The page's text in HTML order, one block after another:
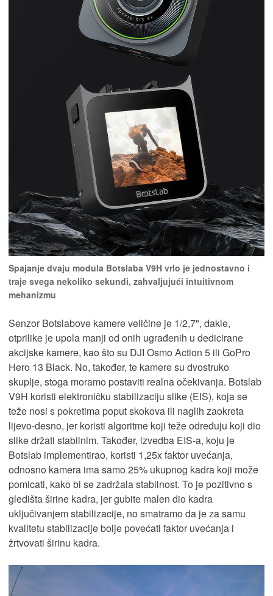
Spajanje dvaju modula Botslaba V9H vrlo je jednostavno i
traje svega nekoliko sekundi, zahvaljujući intuitivnom
mehanizmu
Senzor Botslabove kamere veličine je 1/2,7", dakle,
otprilike je upola manji od onih ugrađenih u dedicirane
akcijske kamere, kao što su DJI Osmo Action 5 ili GoPro
Hero 13 Black. No, također, te kamere su dvostruko
skuplje, stoga moramo postaviti realna očekivanja. Botslab
V9H koristi elektroničku stabilizaciju slike (EIS), koja se
teže nosi s pokretima poput skokova ili naglih zaokreta
lijevo-desno, jer koristi algoritme koji teže određuju koji dio
slike držati stabilnim. Također, izvedba EIS-a, koju je
Botslab implementirao, koristi 1,25x faktor uvećanja,
odnosno kamera ima samo 25% ukupnog kadra koji može
pomicati, kako bi se zadržala stabilnost. To je pozitivno s
gledišta širine kadra, jer gubite malen dio kadra
uključivanjem stabilizacije, no smatramo da je za samu
kvalitetu stabilizacije bolje povećati faktor uvećanja i
žrtvovati širinu kadra.